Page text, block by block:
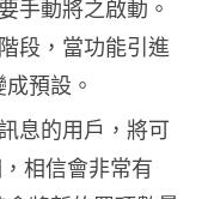
手動將之啟動。
段，當功能引進
預設。
息的用戶，將可
相信會非常有